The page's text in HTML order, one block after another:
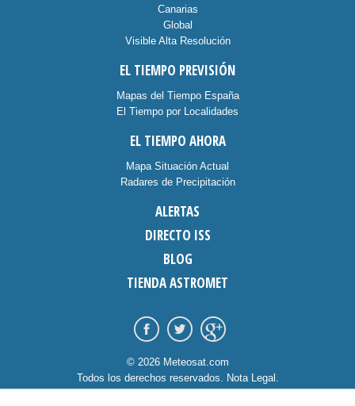
Canarias
Global
Visible Alta Resolución
EL TIEMPO PREVISIÓN
Mapas del Tiempo España
El Tiempo por Localidades
EL TIEMPO AHORA
Mapa Situación Actual
Radares de Precipitación
ALERTAS
DIRECTO ISS
BLOG
TIENDA ASTROMET
© 2026 Meteosat.com
Todos los derechos reservados. Nota Legal .